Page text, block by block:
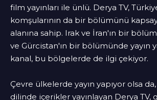
film yayınları ile ünlü. Derya TV,
komşularının da bir bölümünü
alanına sahip. Irak ve İran'ın bir
ve Gürcistan'ın bir bölümünde yayın
kanal, bu bölgelerde de ilgi çekiyor.
Çevre ülkelerde yayın yapıyor olsa
dilinde içerikler yayınlayan Derya TV,